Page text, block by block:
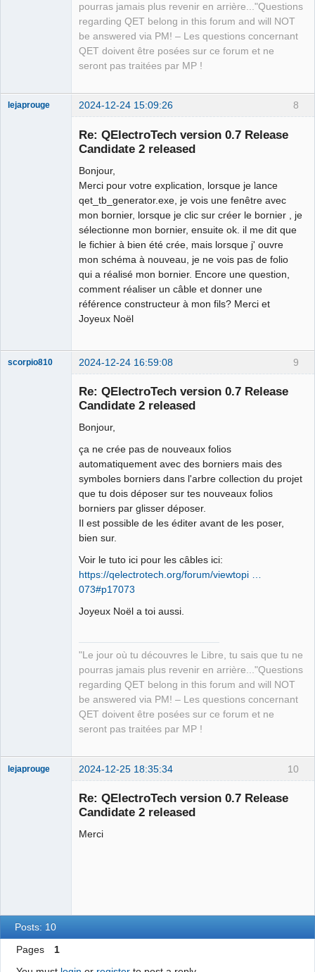
pourras jamais plus revenir en arrière..."Questions
regarding QET belong in this forum and will NOT
be answered via PM! – Les questions concernant
QET doivent être posées sur ce forum et ne
seront pas traitées par MP !
8
lejaprouge 2024-12-24 15:09:26
Re: QElectroTech version 0.7 Release
Candidate 2 released
Bonjour,
Merci pour votre explication, lorsque je lance
qet_tb_generator.exe, je vois une fenêtre avec
mon bornier, lorsque je clic sur créer le bornier , je
sélectionne mon bornier, ensuite ok. il me dit que
le fichier à bien été crée, mais lorsque j' ouvre
mon schéma à nouveau, je ne vois pas de folio
qui a réalisé mon bornier. Encore une question,
comment réaliser un câble et donner une
référence constructeur à mon fils? Merci et
Joyeux Noël
9
scorpio810 2024-12-24 16:59:08
Re: QElectroTech version 0.7 Release
Candidate 2 released
Bonjour,
ça ne crée pas de nouveaux folios
automatiquement avec des borniers mais des
symboles borniers dans l'arbre collection du projet
que tu dois déposer sur tes nouveaux folios
borniers par glisser déposer.
Il est possible de les éditer avant de les poser,
bien sur.
Voir le tuto ici pour les câbles ici:
https://qelectrotech.org/forum/viewtopi …
073#p17073
Joyeux Noël a toi aussi.
"Le jour où tu découvres le Libre, tu sais que tu ne
pourras jamais plus revenir en arrière..."Questions
regarding QET belong in this forum and will NOT
be answered via PM! – Les questions concernant
QET doivent être posées sur ce forum et ne
seront pas traitées par MP !
10
lejaprouge 2024-12-25 18:35:34
Re: QElectroTech version 0.7 Release
Candidate 2 released
Merci
Posts: 10
Pages
1